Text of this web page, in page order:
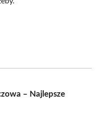
– Najlepsze